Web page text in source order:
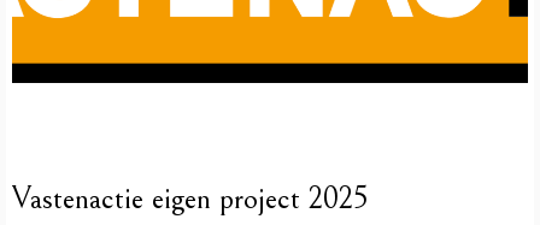
Vastenactie eigen project 2025